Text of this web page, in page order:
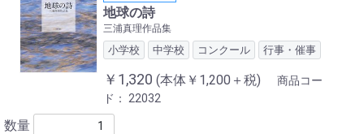
地球の詩
三浦真理作品集
小学校 中学校 コンクール 行事・催事
￥1,320 (本体￥1,200＋税)
商品コー
ド： 22032
数量